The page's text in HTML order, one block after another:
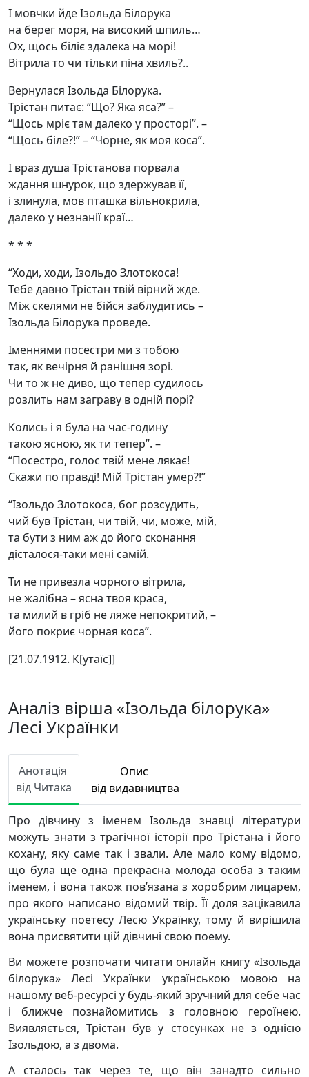
І мовчки йде Ізольда Білорука
на берег моря, на високий шпиль…
Ох, щось біліє здалека на морі!
Вітрила то чи тільки піна хвиль?..
Вернулася Ізольда Білорука.
Трістан питає: “Що? Яка яса?” –
“Щось мріє там далеко у просторі”. –
“Щось біле?!” – “Чорне, як моя коса”.
І враз душа Трістанова порвала
ждання шнурок, що здержував її,
і злинула, мов пташка вільнокрила,
далеко у незнанії краї…
* * *
“Ходи, ходи, Ізольдо Злотокоса!
Тебе давно Трістан твій вірний жде.
Між скелями не бійся заблудитись –
Ізольда Білорука проведе.
Іменнями посестри ми з тобою
так, як вечірня й ранішня зорі.
Чи то ж не диво, що тепер судилось
розлить нам заграву в одній порі?
Колись і я була на час-годину
такою ясною, як ти тепер”. –
“Посестро, голос твій мене лякає!
Скажи по правді! Мій Трістан умер?!”
“Ізольдо Злотокоса, бог розсудить,
чий був Трістан, чи твій, чи, може, мій,
та бути з ним аж до його сконання
дісталося-таки мені самій.
Ти не привезла чорного вітрила,
не жалібна – ясна твоя краса,
та милий в гріб не ляже непокритий, –
його покриє чорная коса”.
[21.07.1912. К[утаїс]]
Аналіз вірша «Ізольда білорука»
Лесі Українки
Анотація
від Читака
Опис
від видавництва
Про дівчину з іменем Ізольда знавці літератури
можуть знати з трагічної історії про Трістана і його
кохану, яку саме так і звали. Але мало кому відомо,
що була ще одна прекрасна молода особа з таким
іменем, і вона також пов’язана з хоробрим лицарем,
про якого написано відомий твір. Її доля зацікавила
українську поетесу Лесю Українку, тому й вирішила
вона присвятити цій дівчині свою поему.
Ви можете розпочати читати онлайн книгу «Ізольда
білорука» Лесі Українки українською мовою на
нашому веб-ресурсі у будь-який зручний для себе час
і ближче познайомитись з головною героїнею.
Виявляється, Трістан був у стосунках не з однією
Ізольдою, а з двома.
А сталось так через те, що він занадто сильно